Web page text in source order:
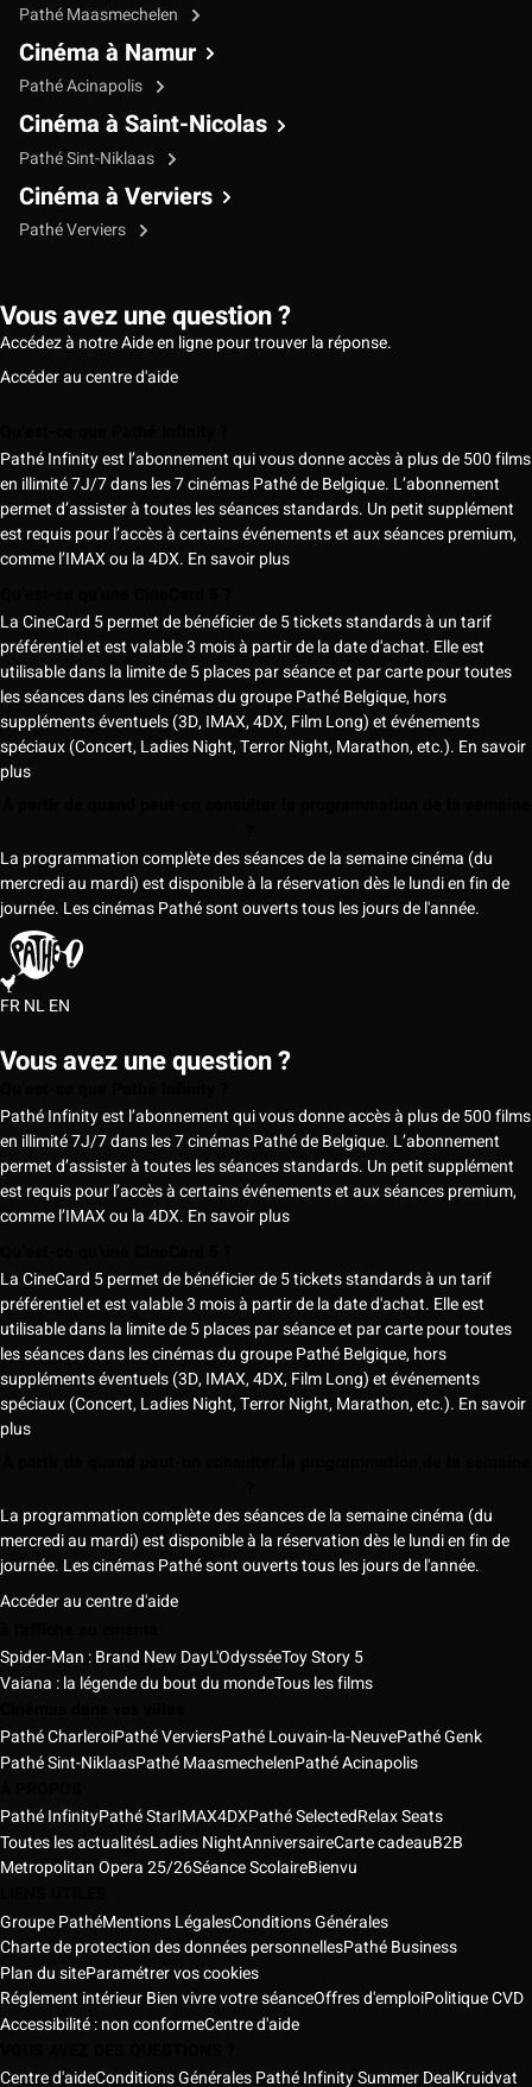
Pathé Maasmechelen
Cinéma à Namur
Pathé Acinapolis
Cinéma à Saint-Nicolas
Pathé Sint-Niklaas
Cinéma à Verviers
Pathé Verviers
Vous avez une question ?
Accédez à notre Aide en ligne pour trouver la réponse.
Accéder au centre d'aide
Pathé Infinity est l’abonnement qui vous donne accès à plus de 500 films
en illimité 7J/7 dans les 7 cinémas Pathé de Belgique. L’abonnement
permet d’assister à toutes les séances standards. Un petit supplément
est requis pour l’accès à certains événements et aux séances premium,
comme l’IMAX ou la 4DX. En savoir plus
La CineCard 5 permet de bénéficier de 5 tickets standards à un tarif
préférentiel et est valable 3 mois à partir de la date d'achat. Elle est
utilisable dans la limite de 5 places par séance et par carte pour toutes
les séances dans les cinémas du groupe Pathé Belgique, hors
suppléments éventuels (3D, IMAX, 4DX, Film Long) et événements
spéciaux (Concert, Ladies Night, Terror Night, Marathon, etc.). En savoir
plus
La programmation complète des séances de la semaine cinéma (du
mercredi au mardi) est disponible à la réservation dès le lundi en fin de
journée. Les cinémas Pathé sont ouverts tous les jours de l'année.
FRNLEN
Vous avez une question ?
Pathé Infinity est l’abonnement qui vous donne accès à plus de 500 films
en illimité 7J/7 dans les 7 cinémas Pathé de Belgique. L’abonnement
permet d’assister à toutes les séances standards. Un petit supplément
est requis pour l’accès à certains événements et aux séances premium,
comme l’IMAX ou la 4DX. En savoir plus
La CineCard 5 permet de bénéficier de 5 tickets standards à un tarif
préférentiel et est valable 3 mois à partir de la date d'achat. Elle est
utilisable dans la limite de 5 places par séance et par carte pour toutes
les séances dans les cinémas du groupe Pathé Belgique, hors
suppléments éventuels (3D, IMAX, 4DX, Film Long) et événements
spéciaux (Concert, Ladies Night, Terror Night, Marathon, etc.). En savoir
plus
La programmation complète des séances de la semaine cinéma (du
mercredi au mardi) est disponible à la réservation dès le lundi en fin de
journée. Les cinémas Pathé sont ouverts tous les jours de l'année.
Accéder au centre d'aide
Spider-Man : Brand New DayL'OdysséeToy Story 5
Vaiana : la légende du bout du mondeTous les films
Pathé CharleroiPathé VerviersPathé Louvain-la-NeuvePathé Genk
Pathé Sint-NiklaasPathé MaasmechelenPathé Acinapolis
Pathé InfinityPathé StarIMAX4DXPathé SelectedRelax Seats
Toutes les actualitésLadies NightAnniversaireCarte cadeauB2B
Metropolitan Opera 25/26Séance ScolaireBienvu
Groupe PathéMentions LégalesConditions Générales
Charte de protection des données personnellesPathé Business
Plan du siteParamétrer vos cookies
Réglement intérieur Bien vivre votre séanceOffres d'emploiPolitique CVD
Accessibilité : non conformeCentre d'aide
Centre d'aideConditions Générales Pathé Infinity Summer DealKruidvat